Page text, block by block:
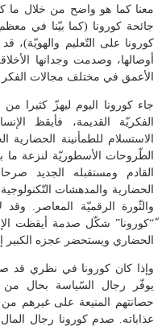
معنا كما هو واضح من خلال ما
جائحة كورونا (كما بيّنا في معظم
كورونا على التّعليم والهويّة)،
أوصالها، وصدمت وجدانها
الأعمق في مختلف مجالات الفكر
جاء كورونا اليوم ليهزّ كثيرا
الفكريّة القديمة، فأيقظ
الاستسلام للطمأنينة
الطّروحات الأسطوريّة لنزعة ما
القادم ومستقبله الجديد
الحضارية والمدهشات
والثّورة الرقميّة المعاصر. وقد
ّ“كورونا” شكّل صدمة أيقظت
الحضاري ويستحضر عجزه الكبير
وإذا كان كورونا في نظري قد
يوفّر رجال السّياسة بحال من
حصانتهم المنيعة على غيرهم من
عذاباته. صدم كورونا رجال